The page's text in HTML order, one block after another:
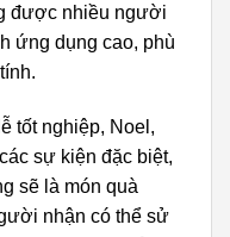
được nhiều người
ứng dụng cao, phù
tốt nghiệp, Noel,
sự kiện đặc biệt,
sẽ là món quà
nhận có thể sử